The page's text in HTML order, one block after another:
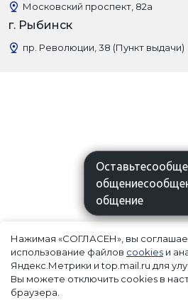
Московский проспект, 82а
г. Рыбинск
пр. Революции, 38 (Пункт выдачи)
Нажимая «СОГЛАСЕН», вы
использование файлов cookies и
Яндекс.Метрики и top.mail.ru для
Вы можете отключить cookies в
браузера.
общение